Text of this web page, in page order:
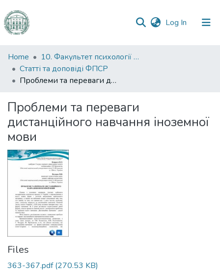
Log In (current)
Communities
&
Collections
Statistics
Home
10. Факультет психології та соціальної роботи
Статті та доповіді ФПСР
Проблеми та переваги дистанційного навчання іноземної мови
Проблеми та переваги
дистанційного навчання іноземної
мови
Files
363-367.pdf(270.53 KB)